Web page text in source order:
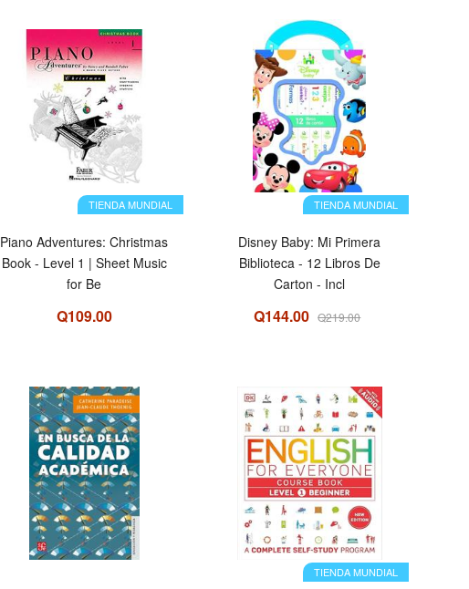
TIENDA MUNDIAL
Piano Adventures: Christmas
Book - Level 1 | Sheet Music
for Be
Q109.00
TIENDA MUNDIAL
Disney Baby: Mi Primera
Biblioteca - 12 Libros De
Carton - Incl
Q144.00 Q219.00
TIENDA MUNDIAL